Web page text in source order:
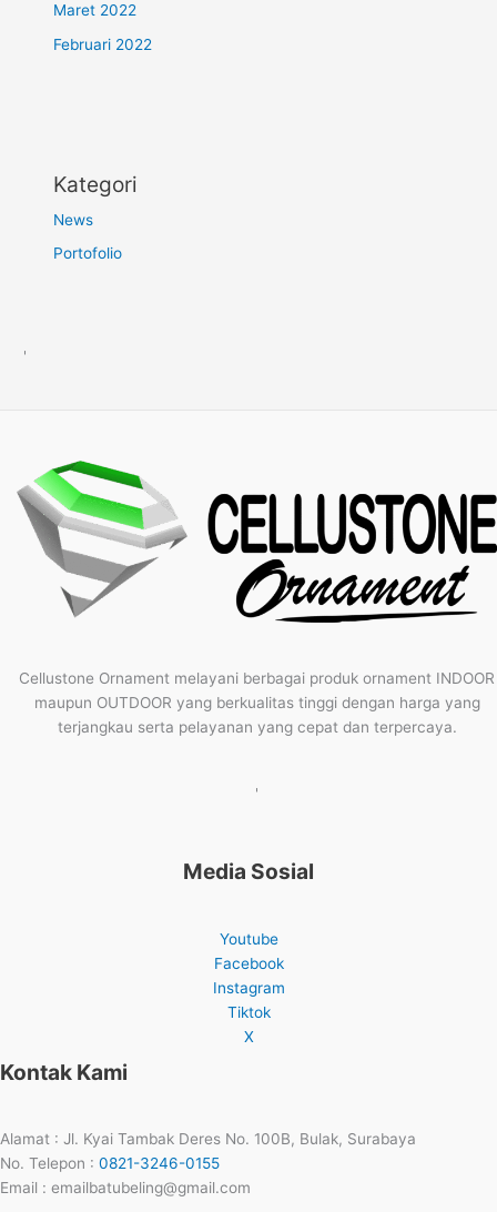
Maret 2022
Februari 2022
Kategori
News
Portofolio
'
Cellustone Ornament melayani berbagai produk ornament INDOOR
maupun OUTDOOR yang berkualitas tinggi dengan harga yang
terjangkau serta pelayanan yang cepat dan terpercaya.
'
Media Sosial
Youtube
Facebook
Instagram
Tiktok
X
Kontak Kami
Alamat : Jl. Kyai Tambak Deres No. 100B, Bulak, Surabaya
No. Telepon : 0821-3246-0155
Email : emailbatubeling@gmail.com